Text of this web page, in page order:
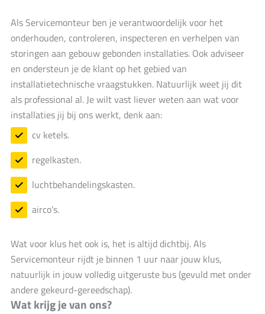
Als Servicemonteur ben je verantwoordelijk voor het
onderhouden, controleren, inspecteren en verhelpen van
storingen aan gebouw gebonden installaties. Ook adviseer
en ondersteun je de klant op het gebied van
installatietechnische vraagstukken. Natuurlijk weet jij dit
als professional al. Je wilt vast liever weten aan wat voor
installaties jij bij ons werkt, denk aan:
cv ketels.
regelkasten.
luchtbehandelingskasten.
airco’s.
Wat voor klus het ook is, het is altijd dichtbij. Als
Servicemonteur rijdt je binnen 1 uur naar jouw klus,
natuurlijk in jouw volledig uitgeruste bus (gevuld met onder
andere gekeurd-gereedschap).
Wat krijg je van ons?